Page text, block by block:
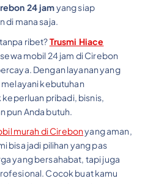
24 jamyang siap
di mana saja.
ribet?Trusmi Hiace
mobil 24 jam di Cirebon
Dengan layanan yang
kebutuhan
pribadi, bisnis,
pun Anda butuh.
murah di Cirebonyang aman,
bisa jadi pilihan yang pas
yang bersahabat, tapi juga
Cocok buat kamu